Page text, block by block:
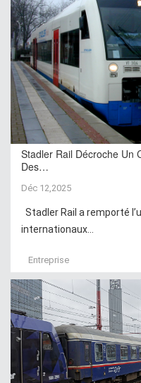
Stadler Rail Décroche Un
Des…
Déc 12,2025
Stadler Rail a remporté
internationaux...
Entreprise